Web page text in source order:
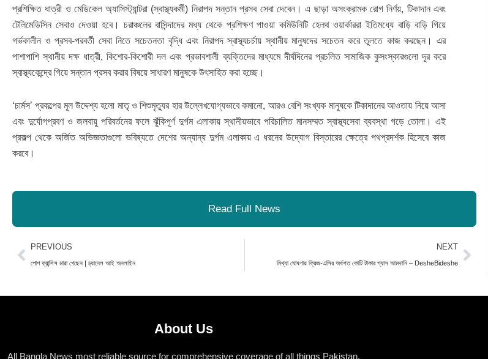
প্রশিক্ষিত ধাত্রী ও মেডিকেল অ্যাসিস্ট্যান্টরা (স্বাস্থ্যকর্মী) নিরাপদ সন্তান প্রসব সেবা দেবেন। এ ছাড়া অসংক্রামক রোগ নির্ণয়, টিকাদান এবং
টেলিমেডিসিন সেবাও দেওয়া হবে। চরাঞ্চলের বাসিন্দাদের মধ্য থেকে প্রশিক্ষণ পাওয়া কমিউনিটি হেলথ ওয়ার্কাররা ইতিমধ্যে বাড়ি বাড়ি গিয়ে
গর্ভকালীন ও প্রসব-পরবর্তী সেবা নিতে সচেতনতা বৃদ্ধি এবং নিরাপদ স্বাস্থ্যচর্চায় স্থানীয় মানুষদের সচেতন করে তুলতে কাজ করছেন। এর
পাশাপাশি স্থানীয় দক্ষ ধাত্রী, কিশোর-কিশোরী দল এবং প্রভাবশালী ব্যক্তিদের মাধ্যমে দীর্ঘদিনের প্রচলিত সামাজিক কুসংস্কারগুলো দূর করে
স্বাস্থ্যকেন্দ্রে গিয়ে সন্তান প্রসব করার বিষয়ে সাধারণ মানুষকে উৎসাহিত করা হচ্ছে।
‘চার্মস’ প্রকল্পের মূল উদ্দেশ্য হলো মাতৃ ও শিশুমৃত্যুর হার উল্লেখযোগ্যভাবে কমানো, আরও বেশি সংখ্যক মানুষকে টিকাদানের আওতায় নিয়ে আসা
এবং দুর্যোগপ্রবণ ও জলবায়ু পরিবর্তনের ফলে ঝুঁকিপূর্ণ দুর্গম এলাকায় স্থানীয়ভাবে পরিচালিত মানসম্মত স্বাস্থ্যসেবা ব্যবস্থা গড়ে তোলা। এই
প্রকল্প থেকে অর্জিত অভিজ্ঞতাগুলো ভবিষ্যতে দেশের অন্যান্য দুর্গম এলাকায় এ ধরনের উদ্যোগ বিস্তারের ক্ষেত্রে পথপ্রদর্শক হিসেবে কাজ
করবে।
Read Full News
Prev
PREVIOUS
পোপ ফ্রান্সিস মারা গেছেন | চ্যানেল আই অনলাইন
NEXT
মিথ্যা ঘোষণায় ফ্রিজ-এসির অর্ধশত কোটি টাকার গ্যাস আমদানি – DesheBideshe
Next
About Us
All Bangla News most reliable source for comprehensive coverage of all things Pakistan.